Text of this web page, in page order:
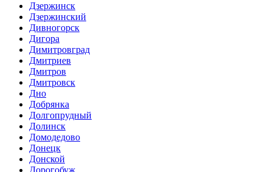
Дзержинск
Дзержинский
Дивногорск
Дигора
Димитровград
Дмитриев
Дмитров
Дмитровск
Дно
Добрянка
Долгопрудный
Долинск
Домодедово
Донецк
Донской
Дорогобуж